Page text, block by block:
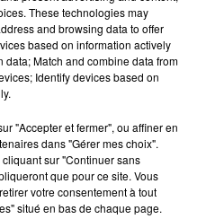
8h19
8h19
These technologies may
and browsing data to offer
based on information actively
Match and combine data from
Identify devices based on
"Accepter et fermer", ou affiner en
dans "Gérer mes choix".
sur "Continuer sans
que pour ce site. Vous
votre consentement à tout
situé en bas de chaque page.